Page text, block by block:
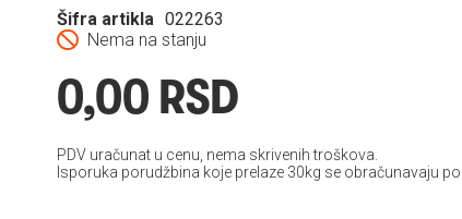
Nema na stanju
Šifra artikla 022263
0,00 RSD
PDV uračunat u cenu, nema skrivenih troškova.
Isporuka porudžbina koje prelaze 30kg se obračunavaju